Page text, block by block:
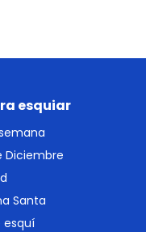
esquiar
Diciembre
Santa
esquí